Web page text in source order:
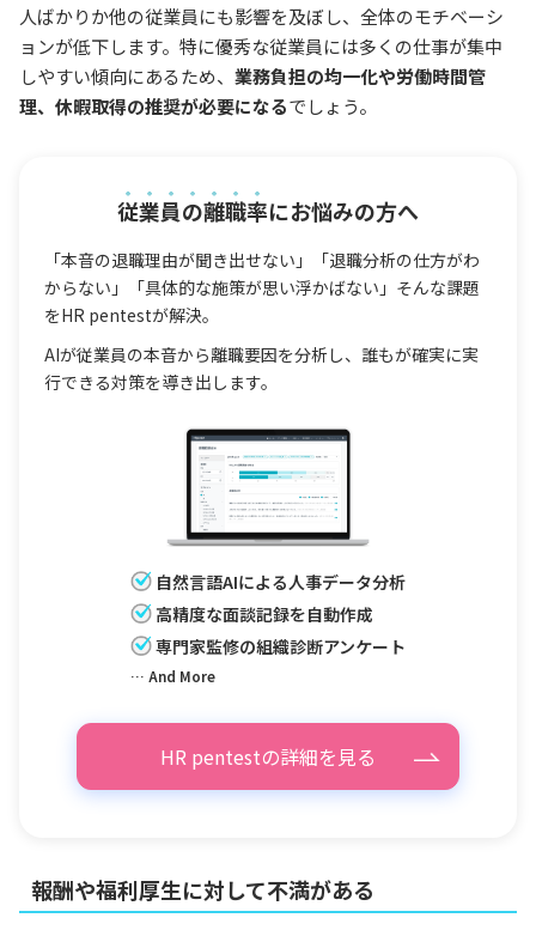
人ばかりか他の従業員にも影響を及ぼし、全体のモチベーシ
ョンが低下します。特に優秀な従業員には多くの仕事が集中
しやすい傾向にあるため、 業務負担の均一化や労働時間管
理、休暇取得の推奨が必要になるでしょう。
従業員の離職率にお悩みの方へ
「本音の退職理由が聞き出せない」「退職分析の仕方がわ
からない」「具体的な施策が思い浮かばない」そんな課題
をHR pentestが解決。
AIが従業員の本音から離職要因を分析し、誰もが確実に実
行できる対策を導き出します。
自然言語AIによる人事データ分析
高精度な面談記録を自動作成
専門家監修の組織診断アンケート
… And More
HR pentestの詳細を見る
報酬や福利厚生に対して不満がある